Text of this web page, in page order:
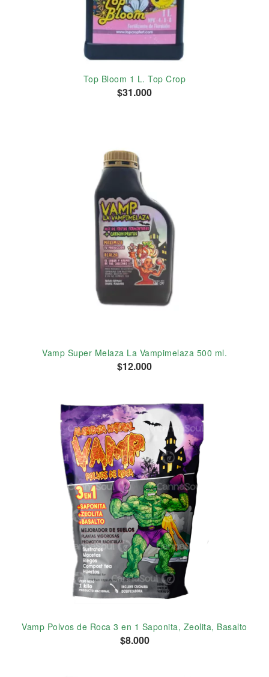
Top Bloom 1 L. Top Crop
$31.000
Vamp Super Melaza La Vampimelaza 500 ml.
$12.000
Vamp Polvos de Roca 3 en 1 Saponita, Zeolita, Basalto
$8.000